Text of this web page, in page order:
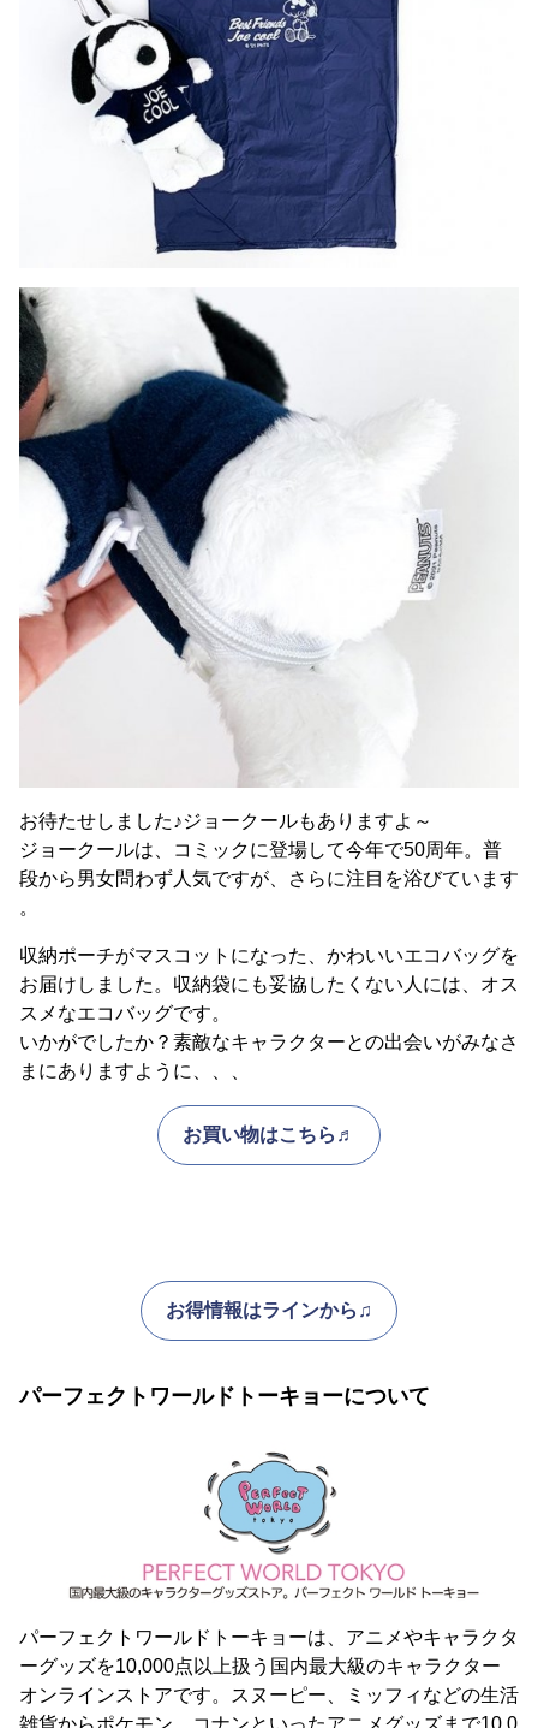
お待たせしました♪ジョークールもありますよ～
ジョークールは、コミックに登場して今年で50周年。普
段から男女問わず人気ですが、さらに注目を浴びています
。
収納ポーチがマスコットになった、かわいいエコバッグを
お届けしました。収納袋にも妥協したくない人には、オス
スメなエコバッグです。
いかがでしたか？素敵なキャラクターとの出会いがみなさ
まにありますように、、、
お買い物はこちら♬
お得情報はラインから♫
パーフェクトワールドトーキョーについて
パーフェクトワールドトーキョーは、アニメやキャラクタ
ーグッズを10,000点以上扱う国内最大級のキャラクター
オンラインストアです。スヌーピー、ミッフィなどの生活
雑貨からポケモン、コナンといったアニメグッズまで10,0